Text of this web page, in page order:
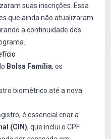
suas inscrições. Essa
que ainda não atualizaram
a continuidade dos
Bolsa Família, os
biométrico até a nova
é essencial criar a
(CIN), que inclui o CPF